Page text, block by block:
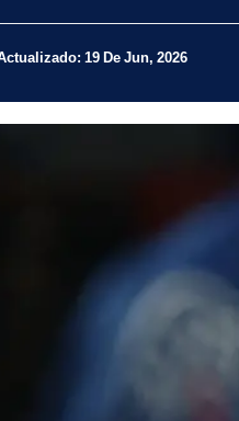
19 De Jun, 2026